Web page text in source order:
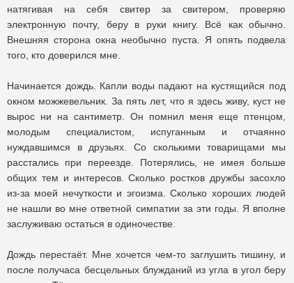
натягивая на себя свитер за свитером, проверяю
электронную почту, беру в руки книгу. Всё как обычно.
Внешняя сторона окна необычно пуста. Я опять подвела
того, кто доверился мне.
Начинается дождь. Капли воды падают на кустящийся под
окном можжевельник. За пять лет, что я здесь живу, куст не
вырос ни на сантиметр. Он помнил меня еще птенцом,
молодым специалистом, испуганным и отчаянно
нуждавшимся в друзьях. Со сколькими товарищами мы
расстались при переезде. Потерялись, не имея больше
общих тем и интересов. Сколько ростков дружбы засохло
из-за моей нечуткости и эгоизма. Сколько хороших людей
не нашли во мне ответной симпатии за эти годы. Я вполне
заслуживаю остаться в одиночестве.
Дождь перестаёт. Мне хочется чем-то заглушить тишину, и
после получаса бесцельных блужданий из угла в угол беру